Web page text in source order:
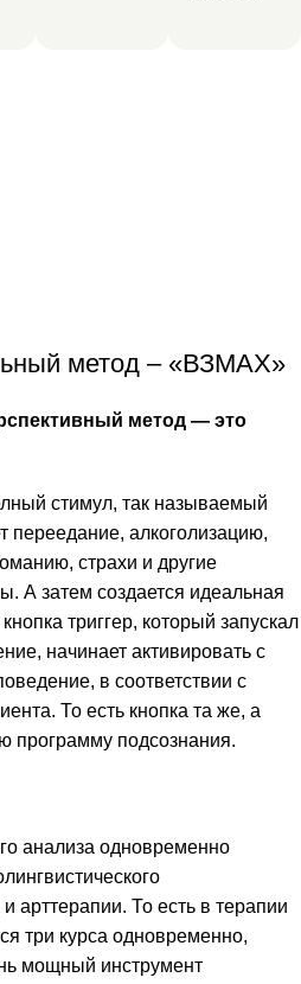
метод – «ВЗМАХ»
метод — это
стимул, так называемый
переедание, алкоголизацию,
страхи и другие
А затем создается идеальная
триггер, который запускал
начинает активировать с
в соответствии с
То есть кнопка та же, а
программу подсознания.
анализа одновременно
арттерапии. То есть в терапии
три курса одновременно,
мощный инструмент